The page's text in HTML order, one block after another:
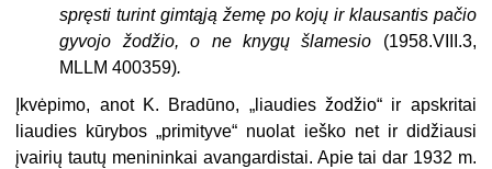
spręsti turint gimtąją žemę po kojų ir klausantis pačio
gyvojo žodžio, o ne knygų šlamesio (1958.VIII.3,
MLLM 400359).
Įkvėpimo, anot K. Bradūno, „liaudies žodžio“ ir apskritai
liaudies kūrybos „primityve“ nuolat ieško net ir didžiausi
įvairių tautų menininkai avangardistai. Apie tai dar 1932 m.